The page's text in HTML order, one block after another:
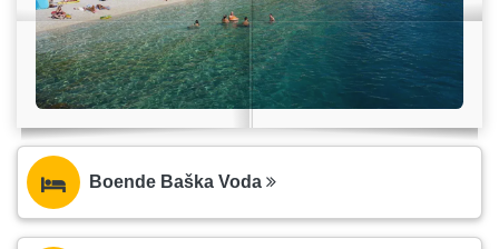
Boende Baška Voda